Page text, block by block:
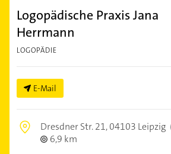
Logopädische Praxis Jana
Herrmann
LOGOPÄDIE
E-Mail
Dresdner Str. 21,04103 Leipzig
6,9 km